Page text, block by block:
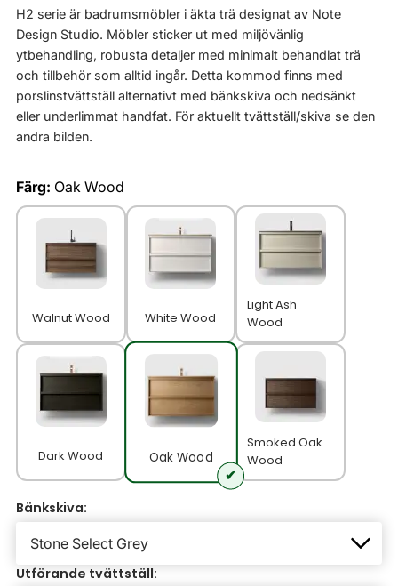
H2 serie är badrumsmöbler i äkta trä designat av Note
Design Studio. Möbler sticker ut med miljövänlig
ytbehandling, robusta detaljer med minimalt behandlat trä
och tillbehör som alltid ingår. Detta kommod finns med
porslinstvättställ alternativt med bänkskiva och nedsänkt
eller underlimmat handfat. För aktuellt tvättställ/skiva se den
andra bilden.
Färg: Oak Wood
Walnut Wood White Wood
Light Ash
Wood
Dark Wood Oak Wood
Smoked Oak
Wood
Bänkskiva:
Utförande tvättställ: